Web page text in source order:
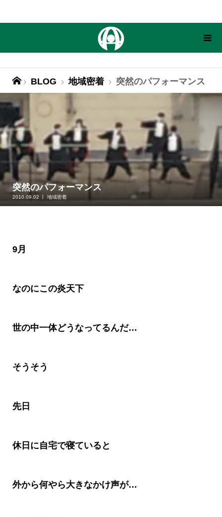
BLOG 地域密着 突然のパフォーマンス
突然のパフォーマンス
2010.09.02 地域密着
9月
なのにこの炎天下
世の中一体どうなってるんだ…
そうそう
先日
休日に自宅で寝ていると
外から何やら大きなかけ声が…